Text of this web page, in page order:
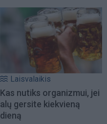
Laisvalaikis
Kas nutiks organizmui, jei
alų gersite kiekvieną
dieną